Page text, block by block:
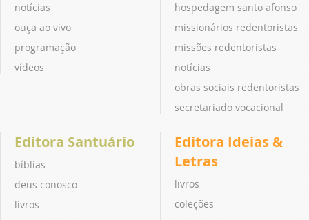
notícias
ouça ao vivo
programação
vídeos
hospedagem santo afonso
missionários redentoristas
missões redentoristas
notícias
obras sociais redentoristas
secretariado vocacional
Editora Santuário
bíblias
deus conosco
livros
Editora Ideias &
Letras
livros
coleções